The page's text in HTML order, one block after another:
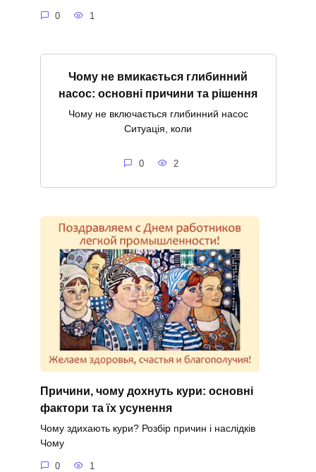
0 1
Чому не вмикається глибинний
насос: основні причини та рішення
Чому не включається глибинний насос
Ситуація, коли
0 2
Причини, чому дохнуть кури: основні
фактори та їх усунення
Чому здихають кури? Розбір причин і наслідків
Чому
0 1